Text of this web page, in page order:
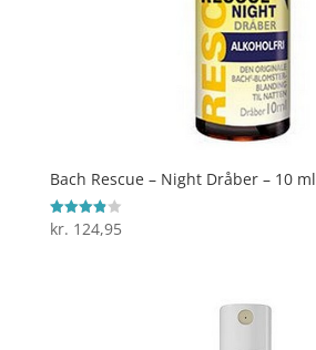
Bach Rescue – Night Dråber – 10 ml
Vurderet
3.9
kr. 124,95